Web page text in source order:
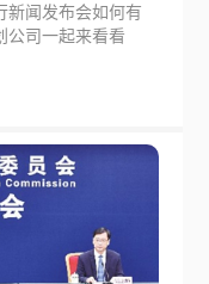
新闻发布会如何有
公司一起来看看